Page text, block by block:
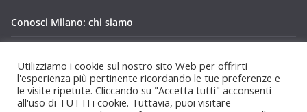
Conosci Milano: chi siamo
Utilizziamo i cookie sul nostro sito Web per offrirti
l'esperienza più pertinente ricordando le tue preferenze e
le visite ripetute. Cliccando su "Accetta tutti" acconsenti
all'uso di TUTTI i cookie. Tuttavia, puoi visitare